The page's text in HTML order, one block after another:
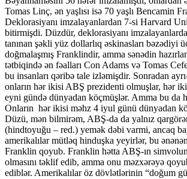
Tomas Linç, ən yaşlısı isə 70 yaşlı Bencamin
Deklorasiyanı imzalayanlardan 7-si Harvard
bitirmişdi. Düzdür, deklorasiyanı
tanınan şəkli yüz dollarlıq əskinasları bəzədiyi
doğmalaşmış Franklindir, amma sənədin
tətbiqində ən fəalları Con Adams və Tomas
bu insanları qəribə tale izləmişdir. Sonradan
onların hər ikisi ABŞ prezidenti olmuşlar, hər
eyni gündə dünyadan köçmüşlər. Amma bu da
Onların hər ikisi məhz 4 iyul günü dünyadan
Düzü, mən bilmirəm, ABŞ-da da yalnız
(hindtoyuğu – red.) yemək dəbi varmi, ancaq
amerikalılar mütləq hinduşka yeyirlər, bu
Franklin qoyub. Franklin hətta ABŞ-ın
olmasını təklif edib, amma onu məzxərəyə
ediblər. Amerikalılar öz dövlətlərinin “doğum